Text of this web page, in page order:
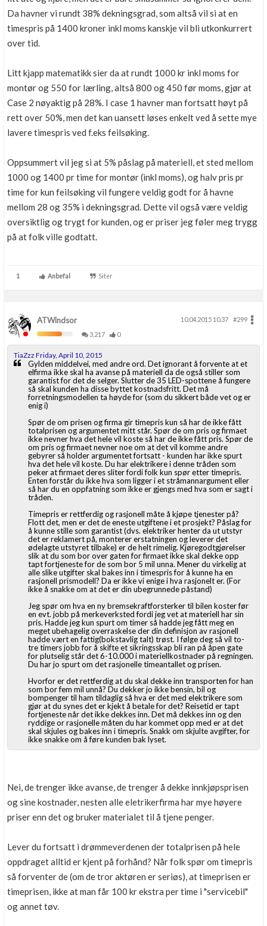
Da havner vi rundt 38% dekningsgrad, som altså vil si at en
timespris på 1400 kroner inkl moms kanskje vil bli utkonkurrert
over tid.
Litt kjapp matematikk sier da at rundt 1000 kr inkl moms for
montør og 550 for lærling, altså 800 og 450 før moms, gjør at
Case 2 nøyaktig på 28%. I case 1 havner man fortsatt høyt på
rett over 50%, men det kan uansett løses enkelt ved å sette mye
lavere timespris ved f.eks feilsøking.
Oppsummert vil jeg si at 5% påslag på materiell, et sted mellom
1000 og 1400 pr time for montør (inkl moms), og halv pris pr
time for kun feilsøking vil fungere veldig godt for å havne
mellom 28 og 35% i dekningsgrad. Dette vil også være veldig
oversiktlig og trygt for kunden, og er priser jeg føler meg trygg
på at folk ville godtatt.
1 Anbefal Siter
ATWindsor 10.04.2015 10.37
#299
3,217
0
TiaZzz Friday, April 10, 2015
Gylden middelvei, med andre ord. Det ignorant å forvente at et
elfirma ikke skal ha avanse på materiell da de også stiller som
garantist for det de selger. Slutter de 35 LED-spottene å fungere
så skal kunden ha disse byttet kostnadsfritt. Det må
forretningsmodellen ta høyde for (som du sikkert både vet og er
enig i)
Spør de om prisen og firma gir timepris kun så har de ikke fått
totalprisen og argumentet mitt står. Spør de om pris og firmaet
ikke nevner hva det hele vil koste så har de ikke fått pris. Spør de
om pris og firmaet nevner noe om at det vil komme andre
gebyrer så holder argumentet fortsatt - kunden har ikke spurt
hva det hele vil koste. Du har elektrikere i denne tråden som
peker at firmaet deres sliter fordi folk kun spør etter timepris.
Enten forstår du ikke hva som ligger i et stråmannargument eller
så har du en oppfatning som ikke er gjengs med hva som er sagt i
tråden.
Timepris er rettferdig og rasjonell måte å kjøpe tjenester på?
Flott det, men er det de eneste utgiftene i et prosjekt? Påslag for
å kunne stille som garantist (dvs. elektriker henter da ut utstyr
det er reklamert på, monterer erstatningen og leverer det
ødelagte utstyret tilbake) er de helt rimelig. Kjøregodtgjørelser
slik at du som bor over gaten for firmaet ikke skal dekke opp
tapt fortjeneste for de som bor 5 mil unna. Mener du virkelig at
alle slike utgifter skal bakes inn i timespris for å kunne ha en
rasjonell prismodell? Da er ikke vi enige i hva rasjonelt er. (For
ikke å snakke om at det er din ubegrunnede påstand)
Jeg spør om hva en ny bremsekraftforsterker til bilen koster før
en evt. jobb på merkeverksted fordi jeg vet at materiell har sin
pris. Hadde jeg kun spurt om timer så hadde jeg fått meg en
meget ubehagelig overraskelse der din definisjon av rasjonell
hadde vært en fattig(bokstavlig talt) trøst. I følge deg så vil to-
tre timers jobb for å skifte et sikringsskap bli ran på åpen gate
for plutselig står det 6-10.000 i materiellkostnader på regningen.
Du har jo spurt om det rasjonelle timeantallet og prisen.
Hvorfor er det rettferdig at du skal dekke inn transporten for han
som bor fem mil unnå? Du dekker jo ikke bensin, bil og
bompenger til ham tildaglig så hva er det med elektrikere som
gjør at du synes det er kjekt å betale for det? Reisetid er tapt
fortjeneste når det ikke dekkes inn. Det må dekkes inn og den
ryddige or rasjonelle måten du har kommet opp med er at det
skal skjules og bakes inn i timepris. Snakk om skjulte avgifter, for
ikke snakke om å føre kunden bak lyset.
Nei, de trenger ikke avanse, de trenger å dekke innkjøpsprisen
og sine kostnader, nesten alle eletrikerfirma har mye høyere
priser enn det og bruker materialet til å tjene penger.
Lever du fortsatt i drømmeverdenen der totalprisen på hele
oppdraget alltid er kjent på forhånd? Når folk spør om timepris
så forventer de (om de tror aktøren er seriøs), at timeprisen er
timeprisen, ikke at man får 100 kr ekstra per time i "servicebil"
og annet tøv.